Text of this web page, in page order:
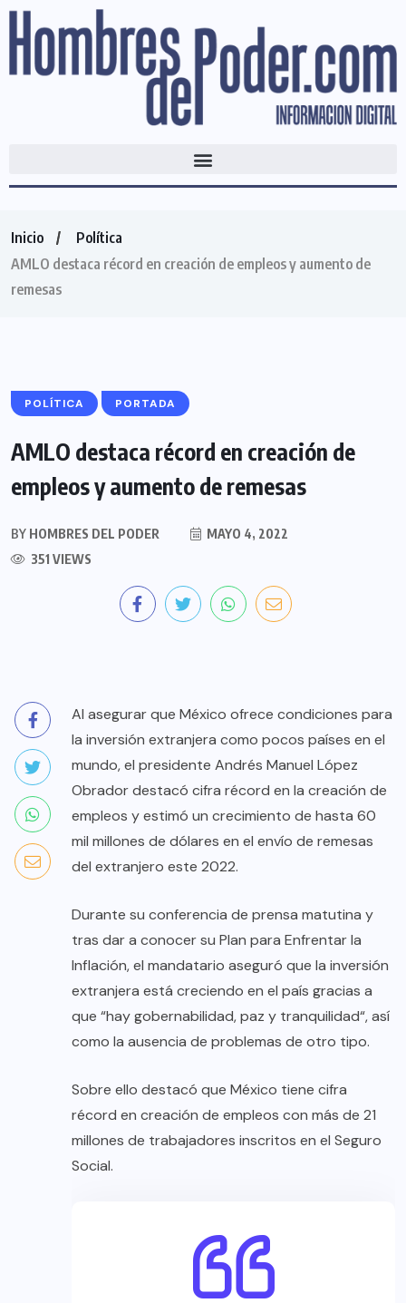
Inicio
Política
AMLO destaca récord en creación de empleos y aumento de
remesas
POLÍTICA PORTADA
AMLO destaca récord en creación de
empleos y aumento de remesas
BY HOMBRES DEL PODER
MAYO 4, 2022
351 VIEWS
Al asegurar que México ofrece condiciones para
la inversión extranjera como pocos países en el
mundo, el presidente Andrés Manuel López
Obrador destacó cifra récord en la creación de
empleos y estimó un crecimiento de hasta 60
mil millones de dólares en el envío de remesas
del extranjero este 2022.
Durante su conferencia de prensa matutina y
tras dar a conocer su Plan para Enfrentar la
Inflación, el mandatario aseguró que la inversión
extranjera está creciendo en el país gracias a
que “hay gobernabilidad, paz y tranquilidad“, así
como la ausencia de problemas de otro tipo.
Sobre ello destacó que México tiene cifra
récord en creación de empleos con más de 21
millones de trabajadores inscritos en el Seguro
Social.